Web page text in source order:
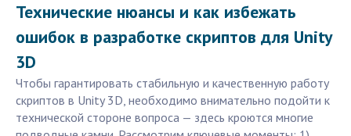
Технические нюансы и как избежать
ошибок в разработке скриптов для Unity
3D
Чтобы гарантировать стабильную и качественную работу
скриптов в Unity 3D, необходимо внимательно подойти к
технической стороне вопроса — здесь кроются многие